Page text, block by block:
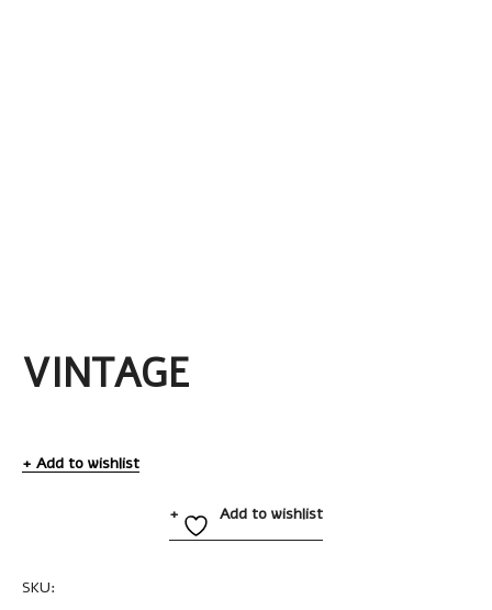
VINTAGE
Add to wishlist
Add to wishlist
SKU: